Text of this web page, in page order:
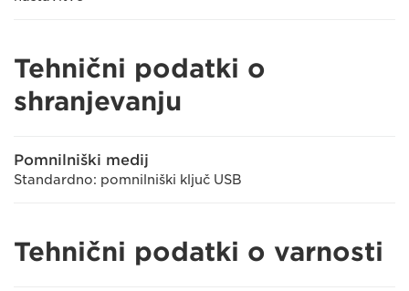
Tehnični podatki o
shranjevanju
Pomnilniški medij
Standardno: pomnilniški ključ USB
Tehnični podatki o varnosti